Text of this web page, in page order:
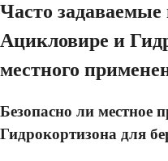
Часто задаваемые
Ацикловире и
местного
Безопасно ли местное
Гидрокортизона для